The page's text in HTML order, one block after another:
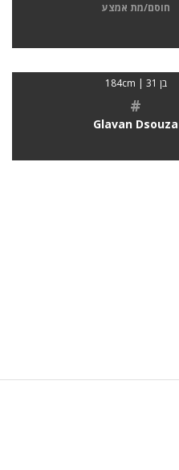
חוסם/מת אמצע
בן 31 | 184cm
#
Glavan Dsouza